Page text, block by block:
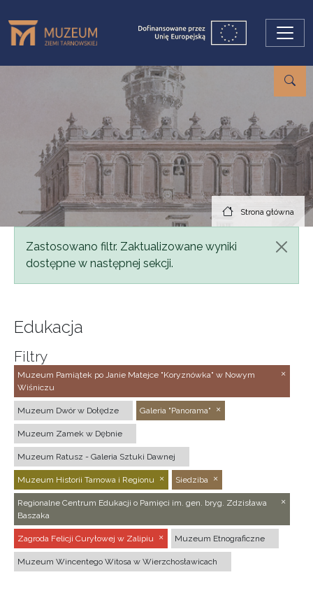
Strona główna
Komunikat
Zastosowano filtr. Zaktualizowane wyniki
dostępne w następnej sekcji.
Edukacja
Filtry
Muzeum Pamiątek po Janie Matejce "Koryznówka" w Nowym
Wiśniczu
Muzeum Dwór w Dołędze Galeria "Panorama"
Muzeum Zamek w Dębnie
Muzeum Ratusz - Galeria Sztuki Dawnej
Muzeum Historii Tarnowa i Regionu Siedziba
Regionalne Centrum Edukacji o Pamięci im. gen. bryg. Zdzisława
Baszaka
Zagroda Felicji Curyłowej w Zalipiu Muzeum Etnograficzne
Muzeum Wincentego Witosa w Wierzchosławicach